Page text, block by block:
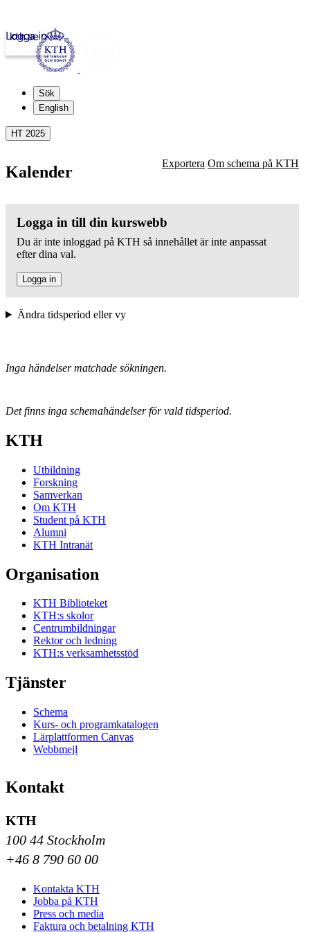
kth.se
Logga in
Sök
English
HT 2025
Kalender Exportera Om schema på KTH
Logga in till din kurswebb
Du är inte inloggad på KTH så innehållet är inte anpassat
efter dina val.
Logga in
Ändra tidsperiod eller vy
Inga händelser matchade sökningen.
Det finns inga schemahändelser för vald tidsperiod.
KTH
Utbildning
Forskning
Samverkan
Om KTH
Student på KTH
Alumni
KTH Intranät
Organisation
KTH Biblioteket
KTH:s skolor
Centrumbildningar
Rektor och ledning
KTH:s verksamhetsstöd
Tjänster
Schema
Kurs- och programkatalogen
Lärplattformen Canvas
Webbmejl
Kontakt
KTH
100 44 Stockholm
+46 8 790 60 00
Kontakta KTH
Jobba på KTH
Press och media
Faktura och betalning KTH